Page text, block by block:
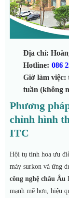
Địa chỉ:
Hotline: 086
Giờ làm việc:
tuần (không
Phương
chỉnh hình
ITC
Hội tụ tinh hoa ưu
máy surkon và ứng
công nghệ châu Âu
mạnh mẽ hơn, hiệu